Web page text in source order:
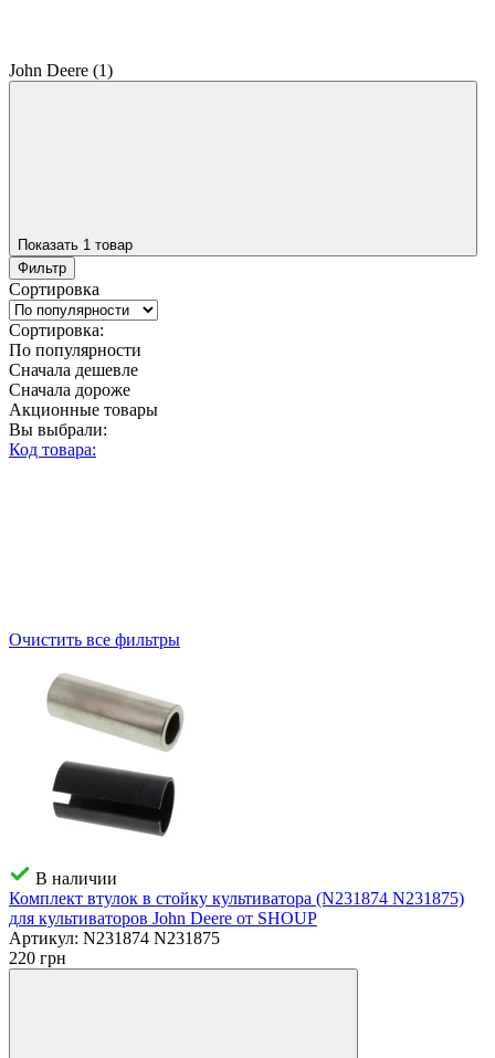
John Deere (1)
Показать 1 товар
Фильтр
Сортировка
Сортировка:
По популярности
Сначала дешевле
Сначала дороже
Акционные товары
Вы выбрали:
Код товара:
Очистить все фильтры
В наличии
Комплект втулок в стойку культиватора (N231874 N231875)
для культиваторов John Deere от SHOUP
Артикул: N231874 N231875
220 грн